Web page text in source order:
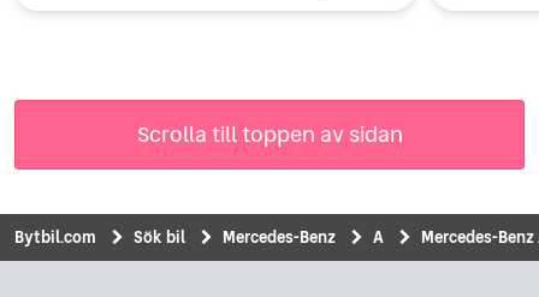
Scrolla till toppen av sidan
Bytbil.com Sök bil Mercedes-Benz A Mercedes-